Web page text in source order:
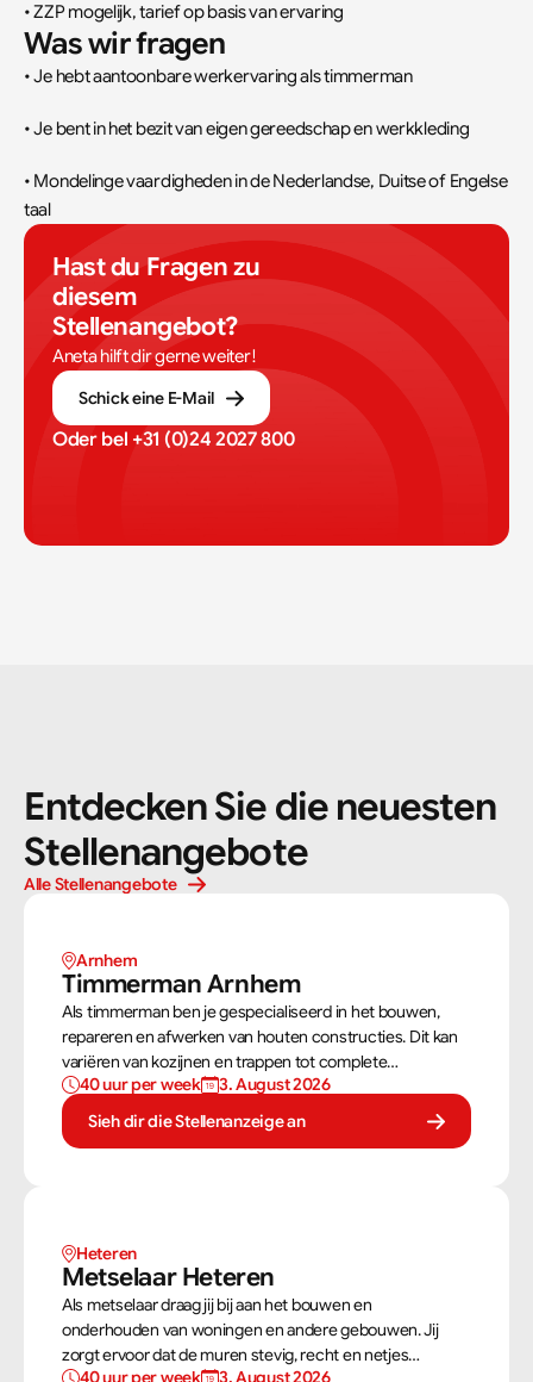
• ZZP mogelijk, tarief op basis van ervaring
Was wir fragen
• Je hebt aantoonbare werkervaring als timmerman
• Je bent in het bezit van eigen gereedschap en werkkleding
• Mondelinge vaardigheden in de Nederlandse, Duitse of Engelse
taal
Hast du Fragen zu
diesem
Stellenangebot?
Aneta hilft dir gerne weiter!
Schick eine E-Mail
Oder bel +31 (0)24 2027 800
Entdecken Sie die neuesten
Stellenangebote
Alle Stellenangebote
Arnhem
Timmerman Arnhem
Als timmerman ben je gespecialiseerd in het bouwen,
repareren en afwerken van houten constructies. Dit kan
variëren van kozijnen en trappen tot complete
dakconstructies en gevels. Aan de hand van
bouwtekeningen zorg jij ervoor dat een constructie zowel
stevig als netjes is afgewerkt.
40 uur per week
3. August 2026
Sieh dir die Stellenanzeige an
Heteren
Metselaar Heteren
Als metselaar draag jij bij aan het bouwen en
onderhouden van woningen en andere gebouwen. Jij
zorgt ervoor dat de muren stevig, recht en netjes
40 uur per week 3. August 2026